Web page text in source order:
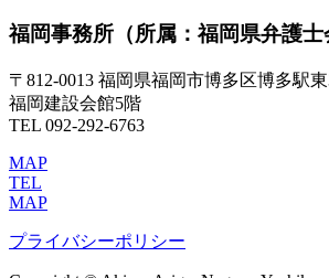
福岡事務所 （所属：福岡県弁護士
〒812-0013 福岡県福岡市博多区博多駅東
福岡建設会館5階
TEL 092-292-6763
MAP
TEL
MAP
プライバシーポリシー